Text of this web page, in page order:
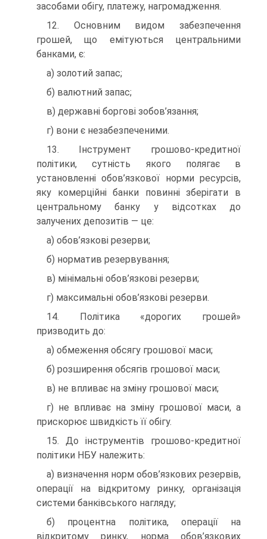
засобами обігу, платежу, нагромадження.
12. Основним видом забезпечення
грошей, що емітуються центральними
банками, є:
а) золотий запас;
б) валютний запас;
в) державні боргові зобов’язання;
г) вони є незабезпеченими.
13. Інструмент грошово-кредитної
політики, сутність якого полягає в
установленні обов’язкової норми ресурсів,
яку комерційні банки повинні зберігати в
центральному банку у відсотках до
залучених депозитів — це:
а) обов’язкові резерви;
б) норматив резервування;
в) мінімальні обов’язкові резерви;
г) максимальні обов’язкові резерви.
14. Політика «дорогих грошей»
призводить до:
а) обмеження обсягу грошової маси;
б) розширення обсягів грошової маси;
в) не впливає на зміну грошової маси;
г) не впливає на зміну грошової маси, а
прискорює швидкість її обігу.
15. До інструментів грошово-кредитної
політики НБУ належить:
а) визначення норм обов’язкових резервів,
операції на відкритому ринку, організація
системи банківського нагляду;
б) процентна політика, операції на
відкритому ринку, норма обов’язкових